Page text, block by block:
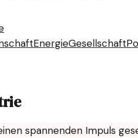
EnergieGesellschaft
spannenden Impuls